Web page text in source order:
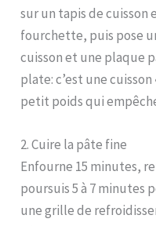
sur un tapis de cuisson
fourchette, puis pose
cuisson et une plaque
plate: c’est une cuisson
petit poids qui
2. Cuire la pâte fine
Enfourne 15 minutes,
poursuis 5 à 7 minutes
une grille de